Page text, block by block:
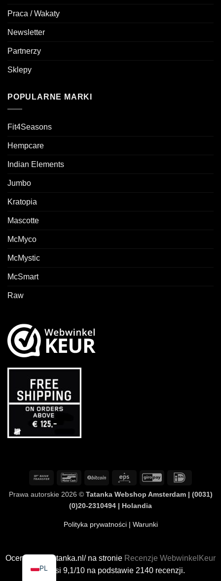
Praca / Wakaty
Newsletter
Partnerzy
Sklepy
POPULARNE MARKI
Fit4Seasons
Hempcare
Indian Elements
Jumbo
Kratopia
Mascotte
McMyco
McMystic
McSmart
Raw
Przelew
BancontactBitCoin Eps GiroPay
Prawa autorskie 2026 © Tatanka Webshop Amsterdam | (0031)
(0)20-2310494 | Holandia
Polityka prywatności| Warunki
Ocena www.tatanka.nl/ na stronie Recenzje WebwinkelKeur
wynosi 9,1/10 na podstawie 2140 recenzji.
PL